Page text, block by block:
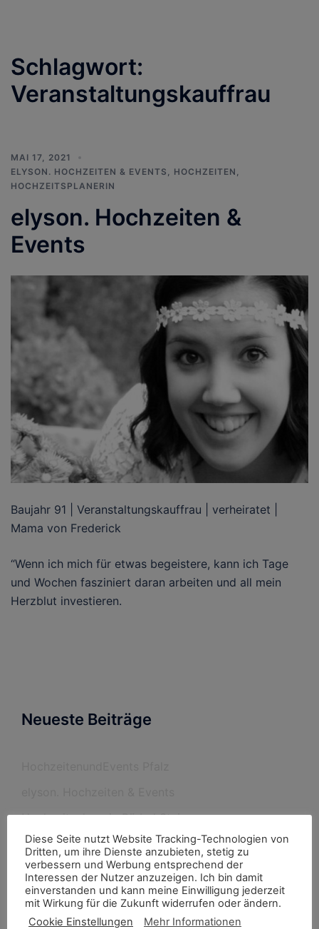
Schlagwort:
Veranstaltungskauffrau
MAI 17, 2021
ELYSON. HOCHZEITEN & EVENTS
HOCHZEITEN
HOCHZEITSPLANERIN
elyson. Hochzeiten &
Events
Baujahr 91 | Veranstaltungskauffrau | verheiratet |
Mama von Frederick
“Wenn ich mich für etwas begeistere, kann ich Tage
und Wochen fasziniert daran arbeiten und all mein
Herzblut investieren.
Neueste Beiträge
Hochzeitsplanerin Bärbel Steinmann
Burghochzeit im Rheingau
Neueste Kommentare
Diese Seite nutzt Website Tracking-Technologien von
Dritten, um ihre Dienste anzubieten, stetig zu
verbessern und Werbung entsprechend der
Interessen der Nutzer anzuzeigen. Ich bin damit
einverstanden und kann meine Einwilligung jederzeit
mit Wirkung für die Zukunft widerrufen oder ändern.
Cookie Einstellungen
Mehr Informationen